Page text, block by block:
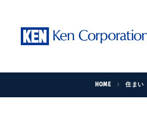
HOME 住まい